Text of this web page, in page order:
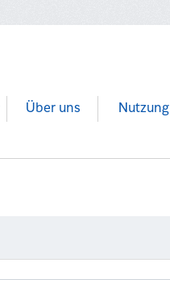
Über uns Nutzung